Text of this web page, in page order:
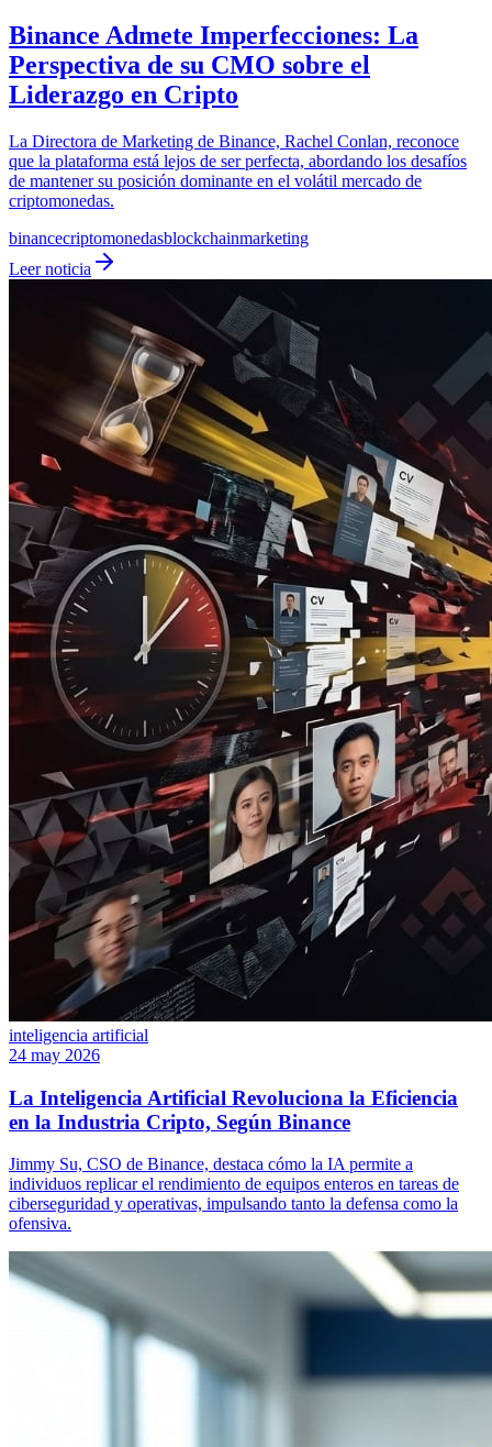
Binance Admete Imperfecciones: La
Perspectiva de su CMO sobre el
Liderazgo en Cripto
La Directora de Marketing de Binance, Rachel Conlan, reconoce
que la plataforma está lejos de ser perfecta, abordando los desafíos
de mantener su posición dominante en el volátil mercado de
criptomonedas.
binancecriptomonedasblockchainmarketing
Leer noticia
inteligencia artificial
24 may 2026
La Inteligencia Artificial Revoluciona la Eficiencia
en la Industria Cripto, Según Binance
Jimmy Su, CSO de Binance, destaca cómo la IA permite a
individuos replicar el rendimiento de equipos enteros en tareas de
ciberseguridad y operativas, impulsando tanto la defensa como la
ofensiva.